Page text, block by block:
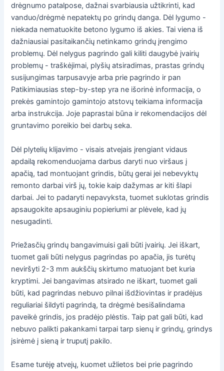
drėgnumo patalpose, dažnai svarbiausia užtikrinti, kad
vanduo/drėgmė nepatektų po grindų danga. Dėl lygumo -
niekada nematuokite betono lygumo iš akies. Tai viena iš
dažniausiai pasitaikančių netinkamo grindų įrengimo
problemų. Dėl nelygus pagrindo gali kiliti daugybė įvairių
problemų - traškėjimai, plyšių atsiradimas, prastas grindų
susijungimas tarpusavyje arba prie pagrindo ir pan
Patikimiausias step-by-step yra ne išorinė informacija, o
prekės gamintojo gamintojo atstovų teikiama informacija
arba instrukcija. Joje paprastai būna ir rekomendacijos dėl
gruntavimo poreikio bei darbų seka.
Dėl plytelių klijavimo - visais atvejais įrengiant vidaus
apdailą rekomenduojama darbus daryti nuo viršaus į
apačią, tad montuojant grindis, būtų gerai jei nebevyktų
remonto darbai virš jų, tokie kaip dažymas ar kiti šlapi
darbai. Jei to padaryti nepavyksta, tuomet suklotas grindis
apsaugokite apsauginiu popieriumi ar plėvele, kad jų
nesugadinti.
Priežasčių grindų bangavimuisi gali būti įvairių. Jei iškart,
tuomet gali būti nelygus pagrindas po apačia, jis turėtų
neviršyti 2-3 mm aukščių skirtumo matuojant bet kuria
kryptimi. Jei bangavimas atsirado ne iškart, tuomet gali
būti, kad pagrindas nebuvo pilnai išdžiovintas ir pradėjus
reguliariai šildyti pagrindą, ta drėgmė besišalindama
paveikė grindis, jos pradėjo plėstis. Taip pat gali būti, kad
nebuvo palikti pakankami tarpai tarp sienų ir grindų, grindys
įsirėmė į sieną ir truputį pakilo.
Esame turėję atvejų, kuomet užlietos bei prie pagrindo